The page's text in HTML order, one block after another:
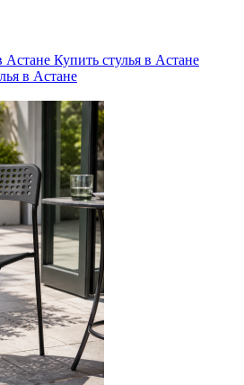
Астане Купить стулья в Астане
в Астане